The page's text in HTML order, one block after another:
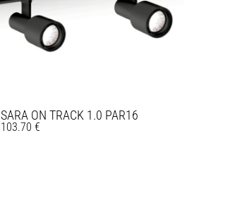
SARA ON TRACK 1.0 PAR16
103.70 €